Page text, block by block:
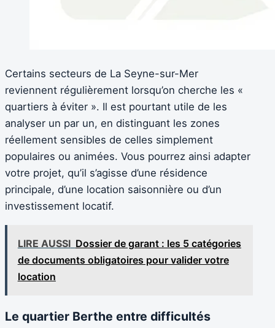
Certains secteurs de La Seyne-sur-Mer
reviennent régulièrement lorsqu’on cherche les «
quartiers à éviter ». Il est pourtant utile de les
analyser un par un, en distinguant les zones
réellement sensibles de celles simplement
populaires ou animées. Vous pourrez ainsi adapter
votre projet, qu’il s’agisse d’une résidence
principale, d’une location saisonnière ou d’un
investissement locatif.
LIRE AUSSI Dossier de garant : les 5 catégories
de documents obligatoires pour valider votre
location
Le quartier Berthe entre difficultés